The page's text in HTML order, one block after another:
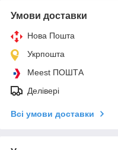
Умови доставки
Нова Пошта
Укрпошта
Meest ПОШТА
Делівері
Всі умови доставки